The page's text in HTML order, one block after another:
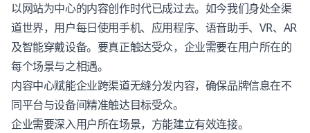
以网站为中心的内容创作时代已成过去。如今我们身处全渠
道世界，用户每日使用手机、应用程序、语音助手、VR、AR
及智能穿戴设备。要真正触达受众，企业需要在用户所在的
每个场景与之相遇。
内容中心赋能企业跨渠道无缝分发内容，确保品牌信息在不
同平台与设备间精准触达目标受众。
企业需要深入用户所在场景，方能建立有效连接。